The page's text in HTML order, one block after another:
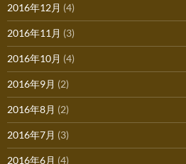
2016年12月 (4)
2016年11月 (3)
2016年10月 (4)
2016年9月 (2)
2016年8月 (2)
2016年7月 (3)
2016年6月 (4)